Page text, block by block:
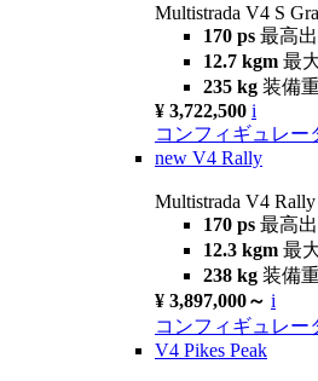
Multistrada V4 S
170 ps 最高
12.7 kgm 最
235 kg 装備
¥ 3,722,500 i
コンフィギュレー
new V4 Rally
Multistrada V4 Rally
170 ps 最高
12.3 kgm 最
238 kg 装備
¥ 3,897,000～ i
コンフィギュレー
V4 Pikes Peak